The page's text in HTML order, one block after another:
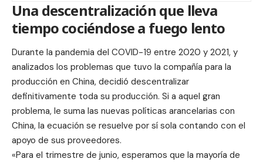
Una descentralización que lleva
tiempo cociéndose a fuego lento
Durante la pandemia del COVID-19 entre 2020 y 2021, y
analizados los problemas que tuvo la compañía para la
producción en China, decidió descentralizar
definitivamente toda su producción. Si a aquel gran
problema, le suma las nuevas políticas arancelarias con
China, la ecuación se resuelve por sí sola contando con el
apoyo de sus proveedores.
«Para el trimestre de junio, esperamos que la mayoría de